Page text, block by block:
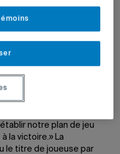
a obtenu sa
aux Gaiters de
dernier. La troupe
à 0.
qui a marqué
franc. «Nous avons
notre plan de jeu
la victoire.» La
le titre de joueuse par